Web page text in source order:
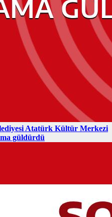
Atatürk Kültür Merkezi
güldürdü